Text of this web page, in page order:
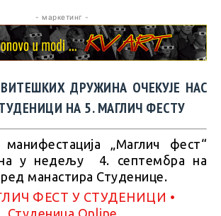
- маркетинг -
ДРУЖИНА ОЧЕКУЈЕ НАС
НА 5. МАГЛИЧ ФЕСТУ
„Маглич фест“
у недељу 4. септембра на
манастира Студенице.